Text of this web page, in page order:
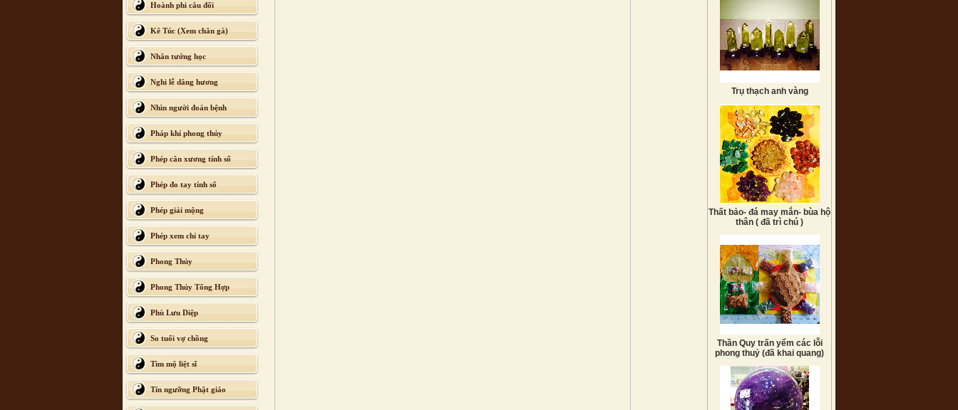
Hoành phi câu đối
Kê Túc (Xem chân gà)
Nhân tướng học
Nghi lễ dâng hương
Nhìn người đoán bệnh
Pháp khí phong thủy
Phép cân xương tính số
Phép đo tay tính số
Phép giải mộng
Phép xem chỉ tay
Phong Thủy
Phong Thủy Tổng Hợp
Phù Lưu Diệp
So tuổi vợ chồng
Tìm mộ liệt sĩ
Tín ngưỡng Phật giáo
Trụ thạch anh vàng
Thất bảo- đá may mắn- bùa hộ
thân ( đã trì chú )
Thần Quy trấn yểm các lỗi
phong thuỷ (đã khai quang)